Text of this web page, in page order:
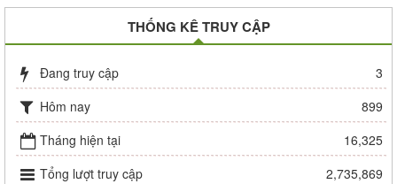
THỐNG KÊ TRUY CẬP
Đang truy cập
3
Hôm nay
899
Tháng hiện tại
16,325
Tổng lượt truy cập
2,735,869